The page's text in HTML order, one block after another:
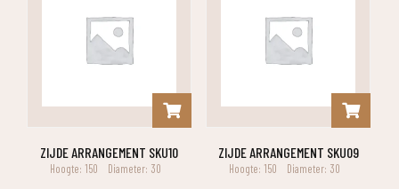
ZIJDE ARRANGEMENT SKU10
Hoogte: 150 Diameter: 30
ZIJDE ARRANGEMENT SKU09
Hoogte: 150 Diameter: 30